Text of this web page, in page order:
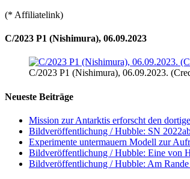
(* Affiliatelink)
C/2023 P1 (Nishimura), 06.09.2023
C/2023 P1 (Nishimura), 06.09.2023.
Neueste Beiträge
Mission zur Antarktis erforscht den
Bildveröffentlichung / Hubble: SN
Experimente untermauern Modell zur
Bildveröffentlichung / Hubble: Eine von
Bildveröffentlichung / Hubble: Am Rande